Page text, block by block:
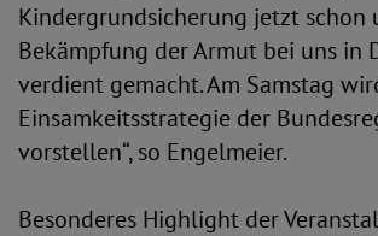
Kindergrundsicherung jetzt schon
Bekämpfung der Armut bei uns in
verdient gemacht. Am Samstag
Einsamkeitsstrategie der
vorstellen“, so Engelmeier.
Besonderes Highlight der